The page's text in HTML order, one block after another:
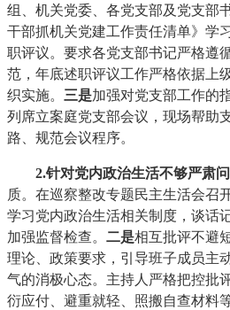
组、机关党委、各党支部及党支部
干部抓机关党建工作责任清单》学
职评议。要求各党支部书记严格遵
范，年底述职评议工作严格依据上
织实施。 三是加强对党支部工作的
列席立案庭党支部会议，现场帮助
路、规范会议程序。
2.针对党内政治生活不够严肃
质。在巡察整改专题民主生活会召
学习党内政治生活相关制度，谈话
加强监督检查。二是相互批评不避
理论、政策要求，引导班子成员主
气的消极心态。主持人严格把控批
衍应付、避重就轻、照搬自查材料